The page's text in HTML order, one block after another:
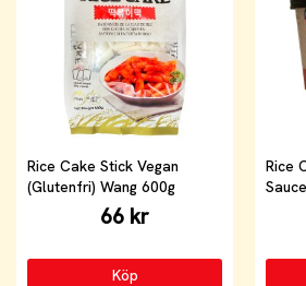
Rice Cake Stick Vegan
(Glutenfri) Wang 600g
66 kr
Köp
Rice